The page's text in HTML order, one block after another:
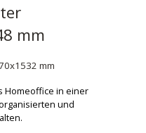
mm
mm
Homeoffice in einer
und